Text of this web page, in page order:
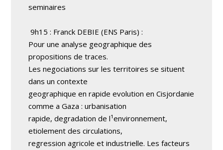
seminaires
9h15 : Franck DEBIE (ENS Paris) :
Pour une analyse geographique des
propositions de traces.
Les negociations sur les territoires se situent
dans un contexte
geographique en rapide evolution en Cisjordanie
comme a Gaza : urbanisation
rapide, degradation de l¹environnement,
etiolement des circulations,
regression agricole et industrielle. Les facteurs